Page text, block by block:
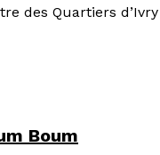
des Quartiers
Boum